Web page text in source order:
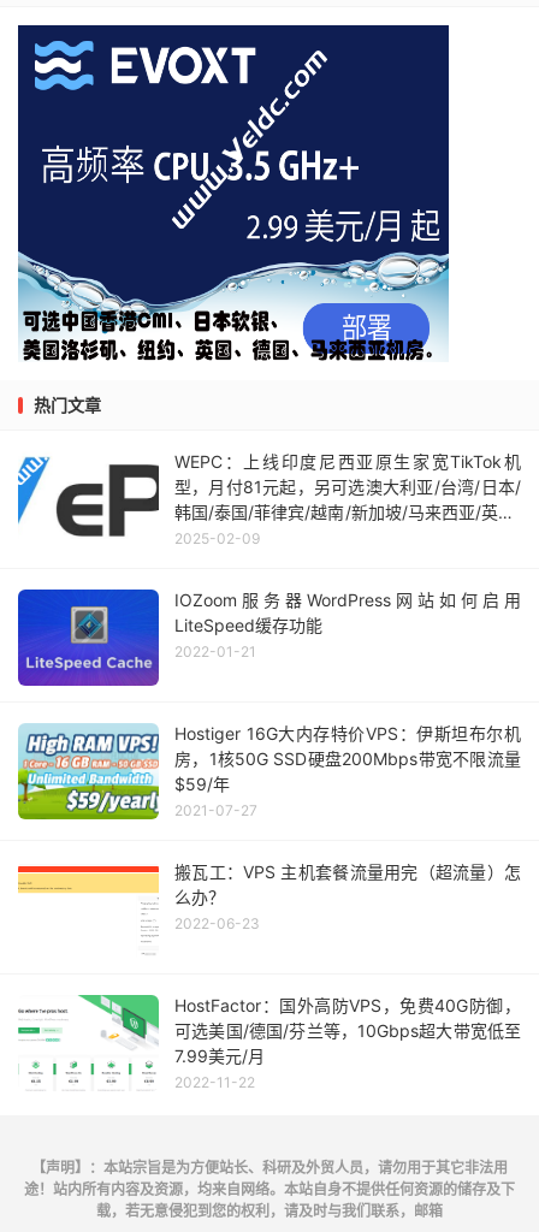
热门文章
WEPC：上线印度尼西亚原生家宽TikTok机
型，月付81元起，另可选澳大利亚/台湾/日本/
韩国/泰国/菲律宾/越南/新加坡/马来西亚/英国/
德国/美国等机房
2025-02-09
IOZoom服务器WordPress网站如何启用
LiteSpeed缓存功能
2022-01-21
Hostiger 16G大内存特价VPS：伊斯坦布尔机
房，1核50G SSD硬盘200Mbps带宽不限流量
$59/年
2021-07-27
搬瓦工：VPS 主机套餐流量用完（超流量）怎
么办？
2022-06-23
HostFactor：国外高防VPS，免费40G防御，
可选美国/德国/芬兰等，10Gbps超大带宽低至
7.99美元/月
2022-11-22
【声明】：本站宗旨是为方便站长、科研及外贸人员，请勿用于其它非法用
途！站内所有内容及资源，均来自网络。本站自身不提供任何资源的储存及下
载，若无意侵犯到您的权利，请及时与我们联系，邮箱